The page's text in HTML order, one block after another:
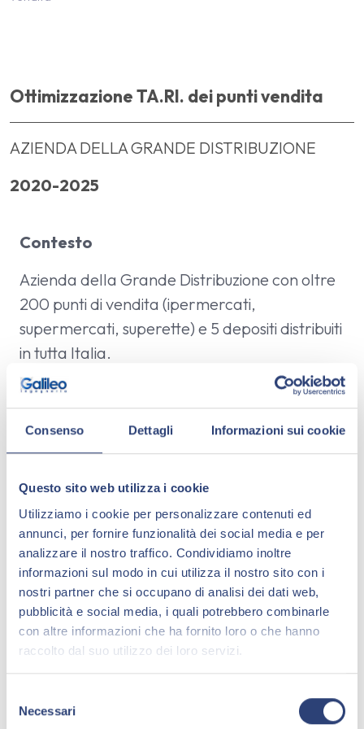
Consenso Dettagli Informazioni sui cookie
Questo sito web utilizza i cookie
Utilizziamo i cookie per personalizzare contenuti ed
annunci, per fornire funzionalità dei social media e per
analizzare il nostro traffico. Condividiamo inoltre
informazioni sul modo in cui utilizza il nostro sito con i
nostri partner che si occupano di analisi dei dati web,
pubblicità e social media, i quali potrebbero combinarle
con altre informazioni che ha fornito loro o che hanno
raccolto dal suo utilizzo dei loro servizi.
Necessari
Ottimizzazione
Ottimizzazione TA.RI. dei punti vendita
AZIENDA DELLA GRANDE DISTRIBUZIONE
2020-2025
Contesto
Azienda della Grande Distribuzione con oltre
200 punti di vendita (ipermercati,
supermercati, superette) e 5 depositi distribuiti
in tutta Italia.
Obiettivi
Analizzare le opportunità di riduzione del
carico TA.RI. sugli immobili di proprietà e
regolamenti locali.
Attività
Assessment: verifica delle superfici
soggette a TA.RI., dei cicli produttivi dei
rifiuti e dei regolamenti locali applicabili
Gestione delle istanze di detassazione,
riduzione o esclusione da TA.RI. e
Monitoraggio, analisi e report dei risultati